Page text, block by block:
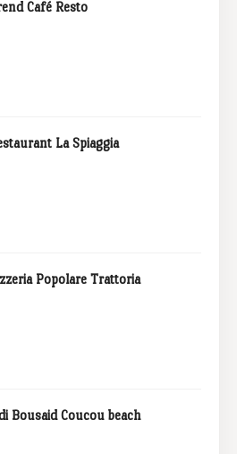
Café Resto
La Spiaggia
Popolare Trattoria
Bousaid Coucou beach